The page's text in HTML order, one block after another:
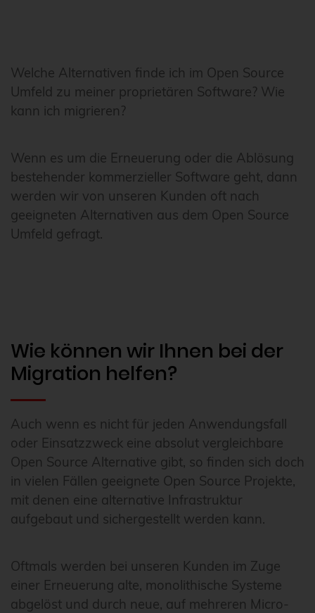
Welche Alternativen finde ich im Open Source
Umfeld zu meiner proprietären Software? Wie
kann ich migrieren?
Wenn es um die Erneuerung oder die Ablösung
bestehender kommerzieller Software geht, dann
werden wir von unseren Kunden oft nach
geeigneten Alternativen aus dem Open Source
Umfeld gefragt.
Wie können wir Ihnen bei der
Migration helfen?
Auch wenn es nicht für jeden Anwendungsfall
oder Einsatzzweck eine absolut vergleichbare
Open Source Alternative gibt, so finden sich doch
in vielen Fällen geeignete Open Source Projekte,
mit denen eine alternative Infrastruktur
aufgebaut und sichergestellt werden kann.
Oftmals werden bei unseren Kunden im Zuge
einer Erneuerung alte, monolithische Systeme
abgelöst und durch neue, auf mehreren Micro-